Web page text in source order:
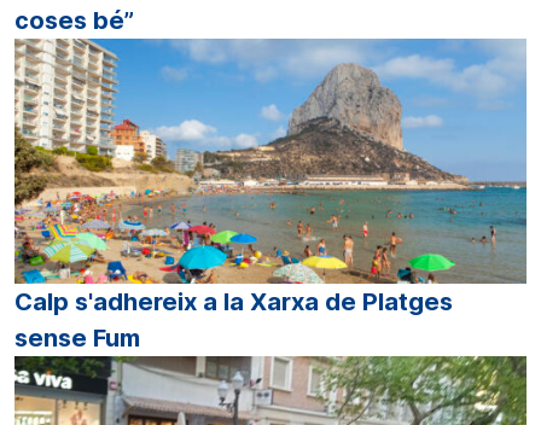
coses bé”
Calp s'adhereix a la Xarxa de Platges
sense Fum